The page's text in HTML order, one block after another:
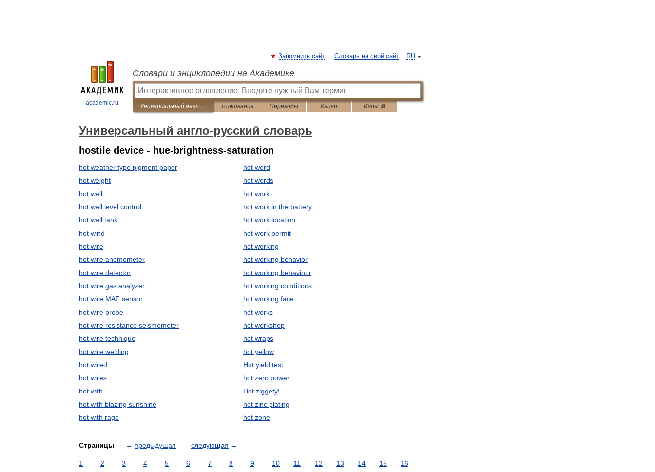
academic.ru
RU
Запомнить сайт Словарь на свой сайт
Словари и энциклопедии на Академике
Универсальный англо-русский словарь Толкования Переводы Книги Игры ⚽
Универсальный англо-русский словарь
hostile device - hue-brightness-saturation
hot weather type pigment paper
hot weight
hot well
hot well level control
hot well tank
hot wind
hot wire
hot wire anemometer
hot wire detector
hot wire gas analyzer
hot wire MAF sensor
hot wire probe
hot wire resistance seismometer
hot wire technique
hot wire welding
hot wired
hot wires
hot with
hot with blazing sunshine
hot with rage
hot word
hot words
hot work
hot work in the battery
hot work location
hot work permit
hot working
hot working behavior
hot working behaviour
hot working conditions
hot working face
hot works
hot workshop
hot wraps
hot yellow
Hot yield test
hot zero power
Hot ziggety!
hot zinc plating
hot zone
Страницы ← предыдущая следующая →
1 2 3 4 5 6 7 8 9 10 11 12 13 14 15
16